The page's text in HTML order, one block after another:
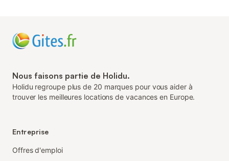
Nous faisons partie de Holidu.
Holidu regroupe plus de 20 marques pour vous aider à
trouver les meilleures locations de vacances en Europe.
Entreprise
Offres d'emploi